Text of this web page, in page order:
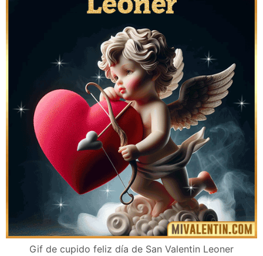
Gif de cupido feliz día de San Valentin Leoner